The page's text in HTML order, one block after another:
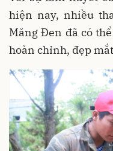
hiện nay, nhiều
Măng Đen đã có
hoàn chỉnh, đẹp